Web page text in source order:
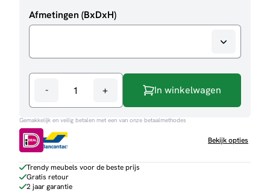
Afmetingen (BxDxH)
-
Bodil
aantal
+ In winkelwagen
Gemakkelijk en veilig betalen met een van onze betaalmethodes
Bekijk opties
Trendy meubels voor de beste prijs
Gratis retour
2 jaar garantie